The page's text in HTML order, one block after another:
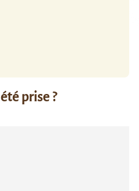
prise ?